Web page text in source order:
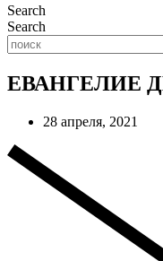
Search
Search
ЕВАНГЕЛИЕ
28 апреля, 2021